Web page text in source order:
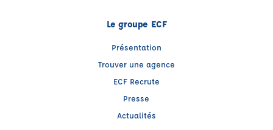
Le groupe ECF
Présentation
Trouver une agence
ECF Recrute
Presse
Actualités